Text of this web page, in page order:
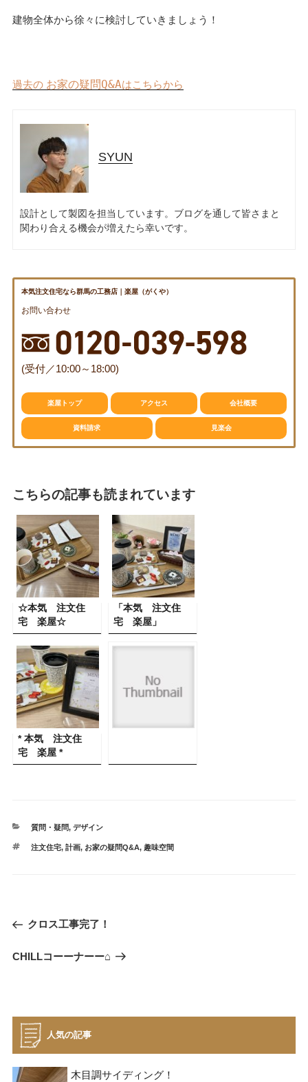
建物全体から徐々に検討していきましょう！
過去の お家の疑問Q&Aはこちらから
SYUN
設計として製図を担当しています。ブログを通して皆さまと
関わり合える機会が増えたら幸いです。
本気注文住宅なら群馬の工務店｜楽屋（がくや）
お問い合わせ
(受付／10:00～18:00)
楽屋トップ アクセス 会社概要
資料請求 見楽会
こちらの記事も読まれています
☆本気 注文住
宅 楽屋☆
「本気 注文住
宅 楽屋」
* 本気 注文住
宅 楽屋 *
カ
ゴ
質問・疑問,デザイン
タ
注文住宅,計画, お家の疑問Q&A,趣味空間
ナ
シ
ョ
ン
過
の
クロス工事完了！
次
CHILLコーーナーー⌂
人気の記事
木目調サイディング！
資料請求 見楽会